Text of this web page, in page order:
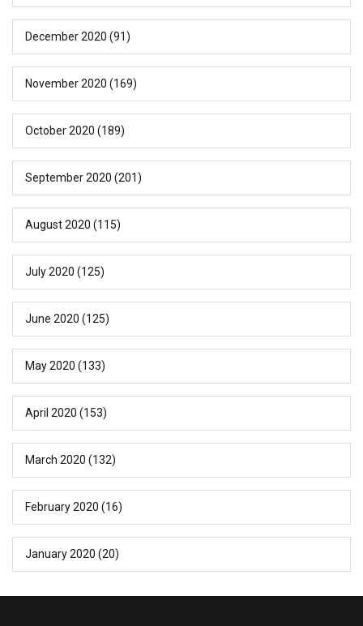
December 2020 (91)
November 2020 (169)
October 2020 (189)
September 2020 (201)
August 2020 (115)
July 2020 (125)
June 2020 (125)
May 2020 (133)
April 2020 (153)
March 2020 (132)
February 2020 (16)
January 2020 (20)